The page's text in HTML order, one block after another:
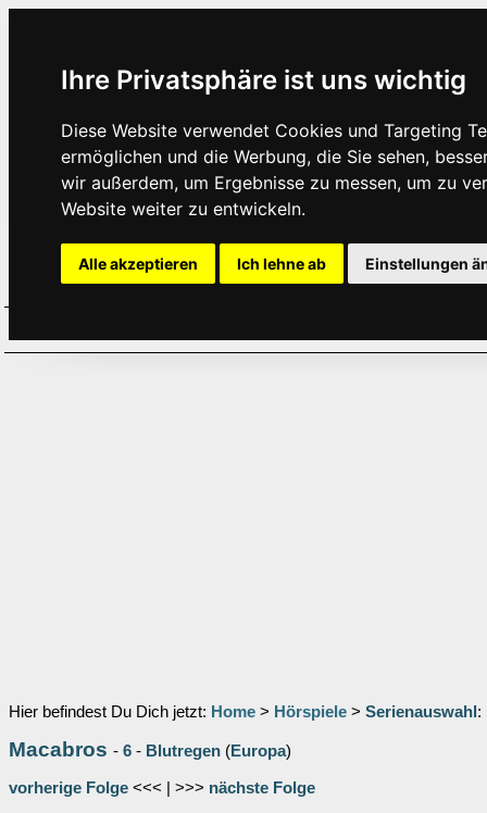
Ihre Privatsphäre ist uns wichtig
Diese Website verwendet Cookies und Targeting
ermöglichen und die Werbung, die Sie sehen,
wir außerdem, um Ergebnisse zu messen, um zu
Website weiter zu entwickeln.
Alle akzeptieren Ich lehne ab Einstellungen
Hier befindest Du Dich jetzt: Home > Hörspiele > Serienauswahl :
Macabros - 6 - Blutregen (Europa)
vorherige Folge <<< | >>> nächste Folge